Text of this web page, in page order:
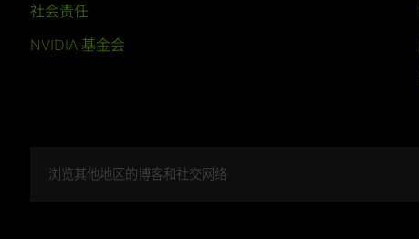
社会责任
NVIDIA 基金会
浏览其他地区的博客和社交网络